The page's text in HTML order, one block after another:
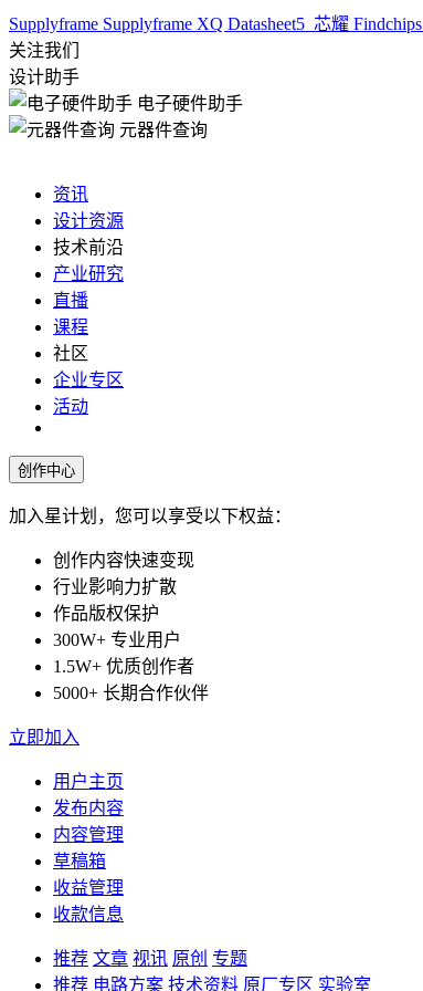
Supplyframe Supplyframe XQ Datasheet5 芯耀 Findchips
关注我们
设计助手
电子硬件助手
元器件查询
资讯
设计资源
技术前沿
产业研究
直播
课程
社区
企业专区
活动
创作中心
加入星计划，您可以享受以下权益：
创作内容快速变现
行业影响力扩散
作品版权保护
300W+ 专业用户
1.5W+ 优质创作者
5000+ 长期合作伙伴
立即加入
用户主页
发布内容
内容管理
草稿箱
收益管理
收款信息
推荐 文章 视讯 原创 专题
推荐 电路方案 技术资料 原厂专区 实验室